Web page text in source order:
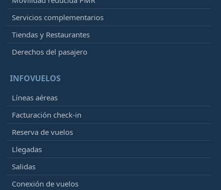
Servicios complementarios
Tiendas y Restaurantes
Derechos del pasajero
INFOVUELOS
Líneas aéreas
Facturación check-in
Reserva de vuelos
Llegadas
Salidas
Conexión de vuelos